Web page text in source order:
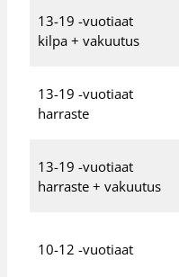
13-19 -vuotiaat
kilpa + vakuutus
13-19 -vuotiaat
harraste
13-19 -vuotiaat
harraste + vakuutus
10-12 -vuotiaat